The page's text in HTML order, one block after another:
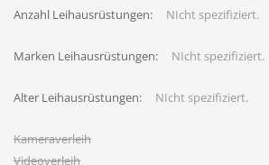
Anzahl Leihausrüstungen: NIcht spezifiziert.
Marken Leihausrüstungen: NIcht spezifiziert.
Alter Leihausrüstungen: NIcht spezifiziert.
Kameraverleih
Videoverleih